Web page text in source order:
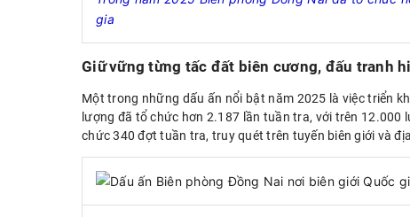
gia
Giữvững từng tấc đất biên cương, đấu tranh
Một trong những dấu ấn nổi bật năm 2025 là việc triển
lượng đã tổ chức hơn 2.187 lần tuần tra, với trên
chức 340 đợt tuần tra, truy quét trên tuyến biên giới và